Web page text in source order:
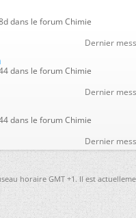
dans le forum Chimie
Dernier
dans le forum Chimie
Dernier
dans le forum Chimie
Dernier
horaire GMT +1. Il est